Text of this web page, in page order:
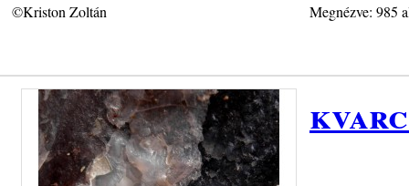
©Kriston Zoltán Megnézve: 985